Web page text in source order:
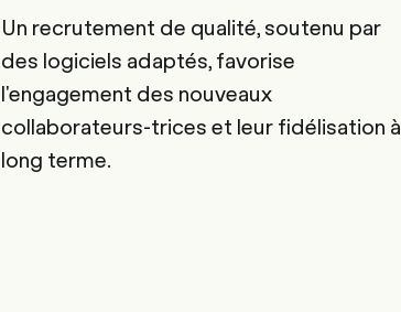
Un recrutement de qualité, soutenu par
des logiciels adaptés, favorise
l'engagement des nouveaux
collaborateurs-trices et leur fidélisation à
long terme.